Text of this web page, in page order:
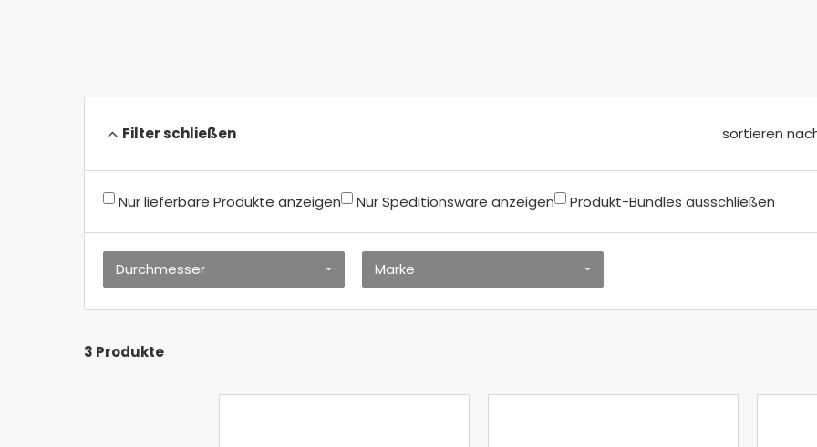
Rohre PVC
Filter schließen sortieren
Nur lieferbare Produkte anzeigen Nur Speditionsware anzeigen Produkt-Bundles ausschließen
Durchmesser Marke
3 Produkte